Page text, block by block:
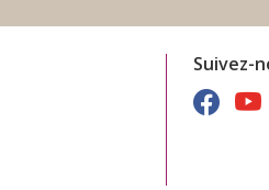
Suivez-